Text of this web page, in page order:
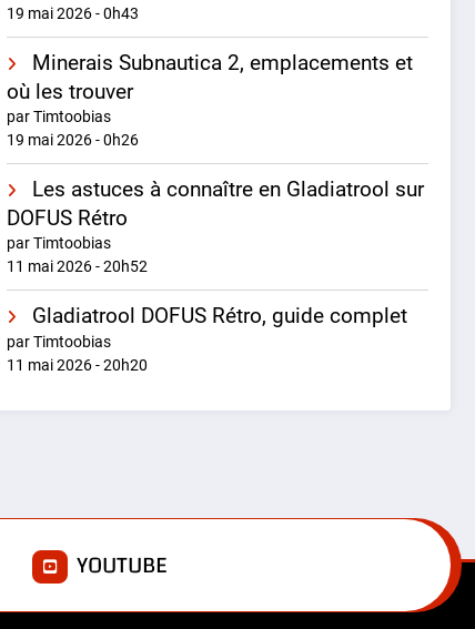
19 mai 2026 - 0h43
Minerais Subnautica 2, emplacements et
où les trouver
par Timtoobias
19 mai 2026 - 0h26
Les astuces à connaître en Gladiatrool sur
DOFUS Rétro
par Timtoobias
11 mai 2026 - 20h52
Gladiatrool DOFUS Rétro, guide complet
par Timtoobias
11 mai 2026 - 20h20
YOUTUBE